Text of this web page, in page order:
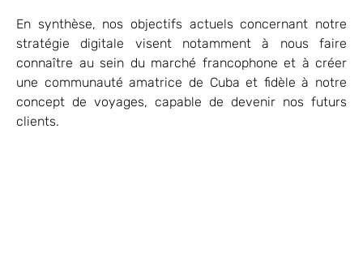
En synthèse, nos objectifs actuels concernant notre
stratégie digitale visent notamment à nous faire
connaître au sein du marché francophone et à créer
une communauté amatrice de Cuba et fidèle à notre
concept de voyages, capable de devenir nos futurs
clients.